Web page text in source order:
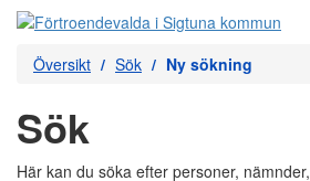
Översikt Sök Ny sökning
Sök
Här kan du söka efter personer,